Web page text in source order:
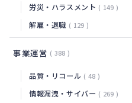
労災・ハラスメント 149
解雇・退職 129
事業運営 388
品質・リコール 48
情報漏洩・サイバー 269